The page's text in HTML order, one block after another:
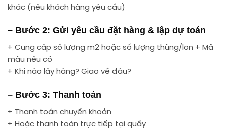
khác (nếu khách hàng yêu cầu)
– Bước 2: Gửi yêu cầu đặt hàng & lập dự toán
+ Cung cấp số lượng m2 hoặc số lượng thùng/lon + Mã
màu nếu có
+ Khi nào lấy hàng? Giao về đâu?
– Bước 3: Thanh toán
+ Thanh toán chuyển khoản
+ Hoặc thanh toán trực tiếp tại quầy